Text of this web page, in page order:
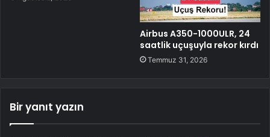
Airbus A350-1000ULR, 24
saatlik uçuşuyla rekor kırdı
Temmuz 31, 2026
Bir yanıt yazın